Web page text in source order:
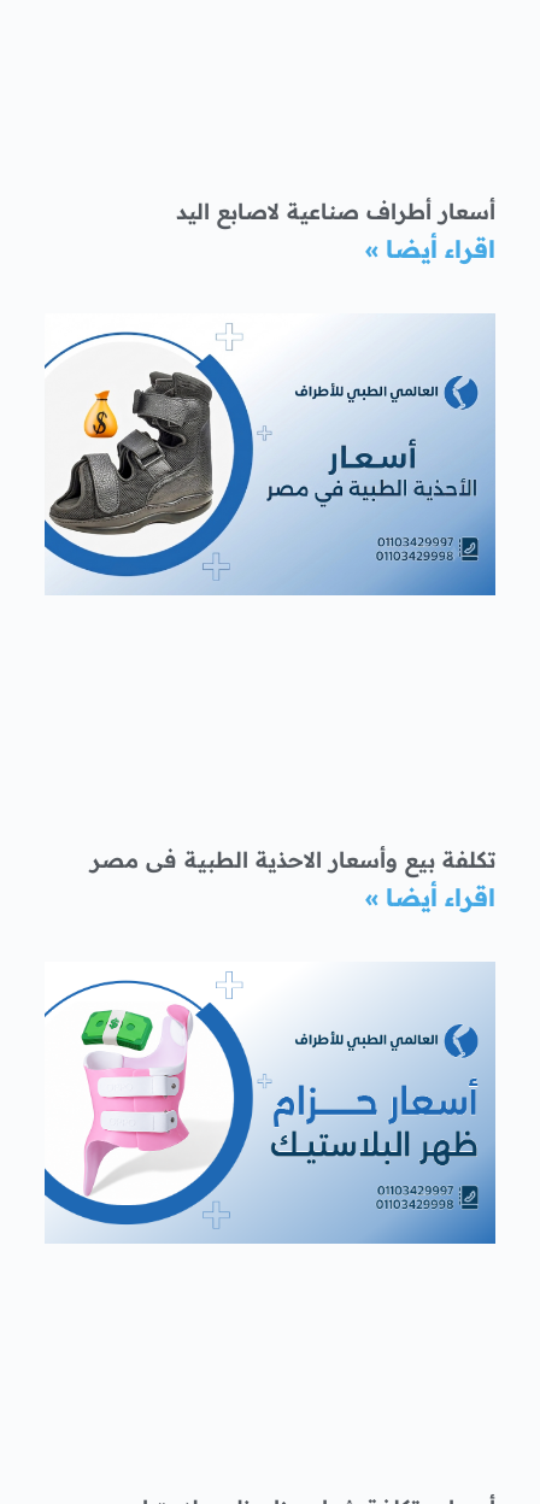
أسعار أطراف صناعية لاصابع اليد
اقراء أيضا »
تكلفة بيع وأسعار الاحذية الطبية فى مصر
اقراء أيضا »